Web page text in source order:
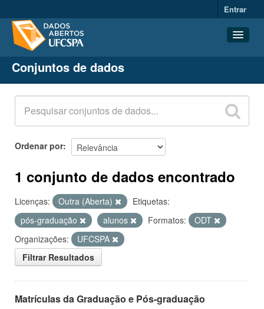
Entrar
Conjuntos de dados
Organizações
Grupos
Sobre
Conjuntos de dados
Ordenar por
1 conjunto de dados encontrado
Licenças: Outra (Aberta)
Etiquetas:
pós-graduação
alunos Formatos:
ODT
Organizações:
UFCSPA
Filtrar Resultados
Matrículas da Graduação e Pós-graduação